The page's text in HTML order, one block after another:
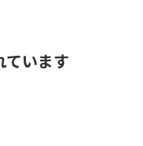
ています